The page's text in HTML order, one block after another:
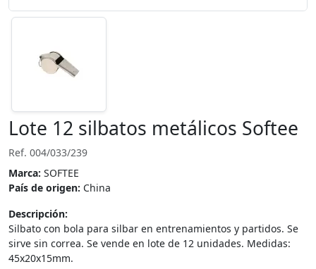
Lote 12 silbatos metálicos Softee
Ref. 004/033/239
Marca: SOFTEE
País de origen: China
Descripción:
Silbato con bola para silbar en entrenamientos y partidos. Se
sirve sin correa. Se vende en lote de 12 unidades. Medidas:
45x20x15mm.